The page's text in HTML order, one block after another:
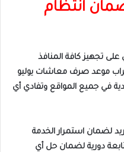
انتظام
على تجهيز كافة المنافذ
موعد صرف معاشات يوليو
في جميع المواقع وتفادي أي
لضمان استمرار الخدمة
دورية لضمان حل أي